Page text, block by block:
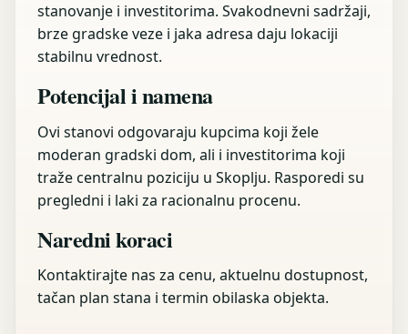
stanovanje i investitorima. Svakodnevni sadržaji,
brze gradske veze i jaka adresa daju lokaciji
stabilnu vrednost.
Potencijal i namena
Ovi stanovi odgovaraju kupcima koji žele
moderan gradski dom, ali i investitorima koji
traže centralnu poziciju u Skoplju. Rasporedi su
pregledni i laki za racionalnu procenu.
Naredni koraci
Kontaktirajte nas za cenu, aktuelnu dostupnost,
tačan plan stana i termin obilaska objekta.